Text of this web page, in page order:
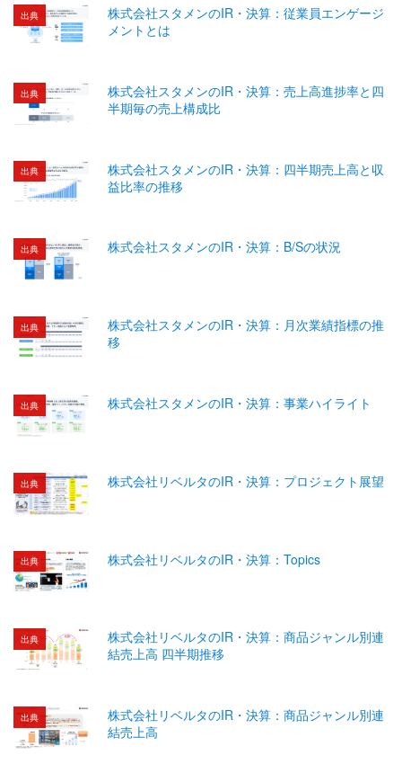
出典
株式会社スタメンのIR・決算：従業員エンゲージ
メントとは
出典
株式会社スタメンのIR・決算：売上高進捗率と四
半期毎の売上構成比
出典
株式会社スタメンのIR・決算：四半期売上高と収
益比率の推移
出典 株式会社スタメンのIR・決算：B/Sの状況
出典
株式会社スタメンのIR・決算：月次業績指標の推
移
出典 株式会社スタメンのIR・決算：事業ハイライト
出典 株式会社リベルタのIR・決算：プロジェクト展望
出典 株式会社リベルタのIR・決算：Topics
出典
株式会社リベルタのIR・決算：商品ジャンル別連
結売上高 四半期推移
出典
株式会社リベルタのIR・決算：商品ジャンル別連
結売上高